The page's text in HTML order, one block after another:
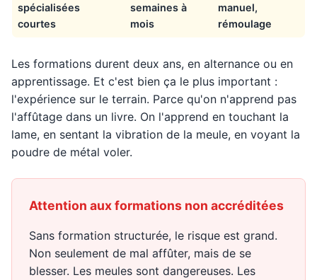
spécialisées
courtes
semaines à
mois
manuel,
rémoulage
Les formations durent deux ans, en alternance ou en
apprentissage. Et c'est bien ça le plus important :
l'expérience sur le terrain. Parce qu'on n'apprend pas
l'affûtage dans un livre. On l'apprend en touchant la
lame, en sentant la vibration de la meule, en voyant la
poudre de métal voler.
Attention aux formations non accréditées
Sans formation structurée, le risque est grand.
Non seulement de mal affûter, mais de se
blesser. Les meules sont dangereuses. Les